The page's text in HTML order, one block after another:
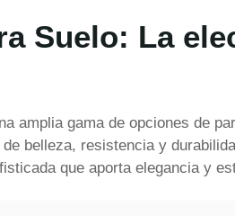
Suelo: La
amplia gama de opciones de
belleza, resistencia y
que aporta elegancia y